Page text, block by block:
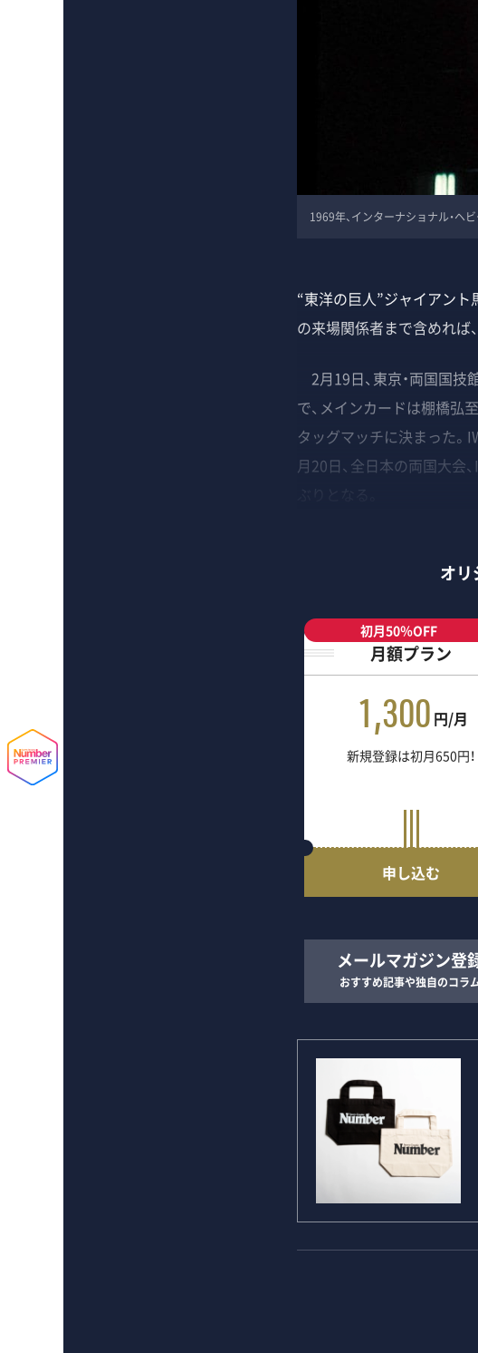
1969年、インターナショナル・ヘ
“東洋の巨人”ジャイアント
の来場関係者まで含めれば
2月19日、東京・両国国技
で、メインカードは棚橋弘至
タッグマッチに決まった。
月20日、全日本の両国大会
オリ
初月50％OFF
月額プラン
1,300 円/月
新規登録は初月650円！
申し込む
メールマガジン登
おすすめ記事や独自のコラ